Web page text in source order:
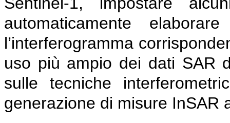
automaticamente
l’interferogramma
uso più ampio dei dati SAR
sulle tecniche
generazione di misure InSAR